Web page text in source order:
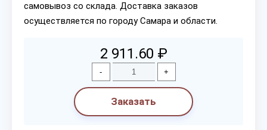
самовывоз со склада. Доставка заказов
осуществляется по городу Самара и области.
2 911.60 ₽
- +
Заказать